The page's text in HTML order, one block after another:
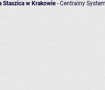
Staszica w Krakowie- Centralny